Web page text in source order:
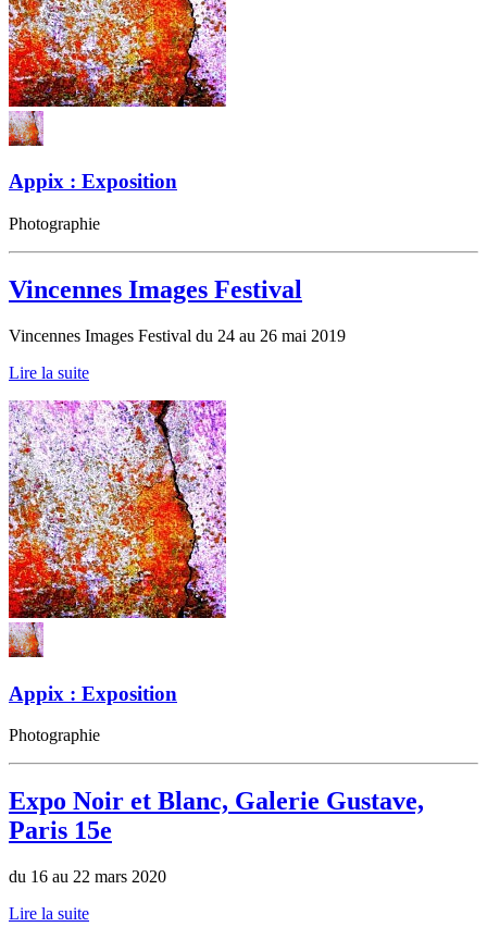
Appix : Exposition
Photographie
Vincennes Images Festival
Vincennes Images Festival du 24 au 26 mai 2019
Lire la suite
Appix : Exposition
Photographie
Expo Noir et Blanc, Galerie Gustave,
Paris 15e
du 16 au 22 mars 2020
Lire la suite